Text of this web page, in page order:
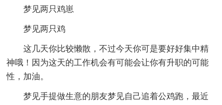
梦见两只鸡崽
梦见两只鸡
这几天你比较懒散，不过今天你可是要好好集中精
神哦！因为这天的工作机会有可能会让你有升职的可能
性，加油。
梦见手提做生意的朋友梦见自己追着公鸡跑，最近